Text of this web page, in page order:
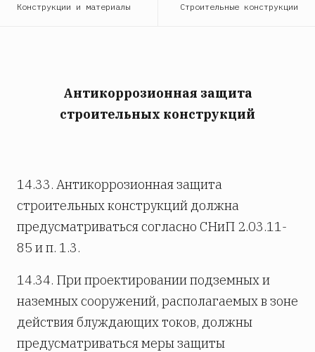
Конструкции и материалы
Строительные конструкции
Антикоррозионная защита
строительных конструкций
14.33. Антикоррозионная защита
строительных конструкций должна
предусматриваться согласно СНиП 2.03.11-
85 и п. 1.3.
14.34. При проектировании подземных и
наземных сооружений, располагаемых в зоне
действия блуждающих токов, должны
предусматриваться меры защиты